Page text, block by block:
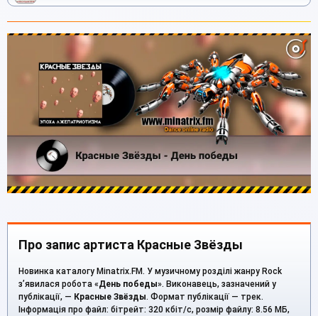
Про запис артиста Красные Звёзды
Новинка каталогу Minatrix.FM. У музичному розділі жанру Rock
з’явилася робота «День победы». Виконавець, зазначений у
публікації, — Красные Звёзды. Формат публікації — трек.
Інформація про файл: бітрейт: 320 кбіт/с, розмір файлу: 8.56 МБ,